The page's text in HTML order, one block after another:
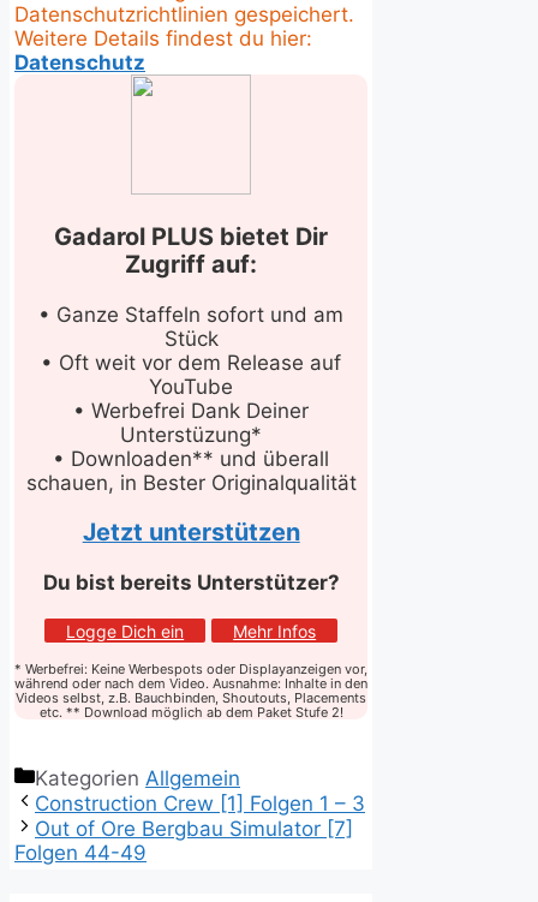
Datenschutzrichtlinien gespeichert.
Weitere Details findest du hier:
Datenschutz
Gadarol PLUS bietet Dir
Zugriff auf:
• Ganze Staffeln sofort und am
Stück
• Oft weit vor dem Release auf
YouTube
• Werbefrei Dank Deiner
Unterstüzung*
• Downloaden** und überall
schauen, in Bester Originalqualität
Jetzt unterstützen
Du bist bereits Unterstützer?
Logge Dich ein Mehr Infos
* Werbefrei: Keine Werbespots oder Displayanzeigen vor,
während oder nach dem Video. Ausnahme: Inhalte in den
Videos selbst, z.B. Bauchbinden, Shoutouts, Placements
etc. ** Download möglich ab dem Paket Stufe 2!
Kategorien Allgemein
Construction Crew [1] Folgen 1 – 3
Out of Ore Bergbau Simulator [7]
Folgen 44-49